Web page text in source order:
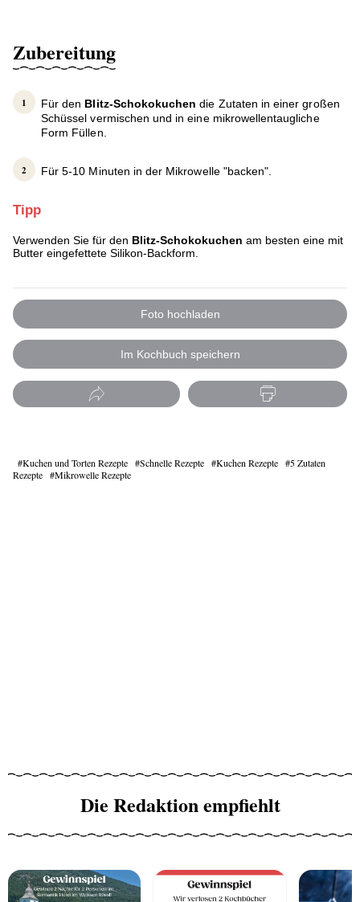
Zubereitung
Für den Blitz-Schokokuchen die Zutaten in einer großen
Schüssel vermischen und in eine mikrowellentaugliche
Form Füllen.
Für 5-10 Minuten in der Mikrowelle "backen".
Tipp
Verwenden Sie für den Blitz-Schokokuchen am besten eine mit
Butter eingefettete Silikon-Backform.
Foto hochladen
Im Kochbuch speichern
Kuchen und Torten Rezepte Schnelle Rezepte Kuchen Rezepte
5 Zutaten
Rezepte
Mikrowelle Rezepte
Die Redaktion empfiehlt